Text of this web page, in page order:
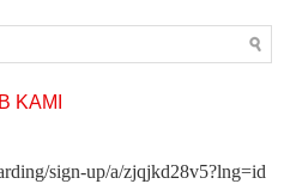
KAMI
sign-up/a/zjqjkd28v5?lng=id